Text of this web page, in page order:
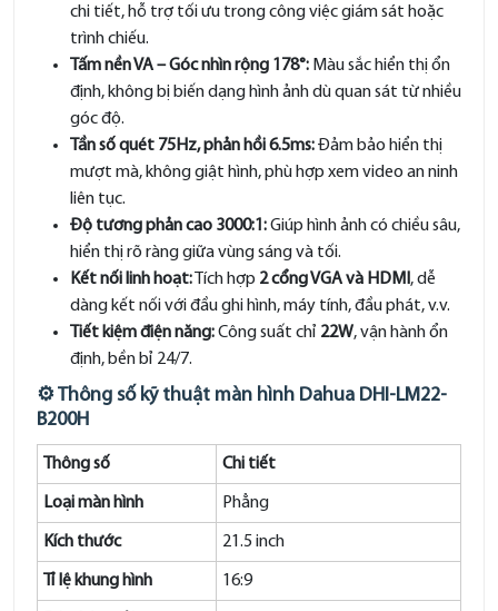
chi tiết, hỗ trợ tối ưu trong công việc giám sát hoặc
trình chiếu.
Tấm nền VA – Góc nhìn rộng 178°: Màu sắc hiển thị ổn
định, không bị biến dạng hình ảnh dù quan sát từ nhiều
góc độ.
Tần số quét 75Hz, phản hồi 6.5ms:Đảm bảo hiển thị
mượt mà, không giật hình, phù hợp xem video an ninh
liên tục.
Độ tương phản cao 3000:1:Giúp hình ảnh có chiều sâu,
hiển thị rõ ràng giữa vùng sáng và tối.
Kết nối linh hoạt: Tích hợp 2 cổng VGA và HDMI , dễ
dàng kết nối với đầu ghi hình, máy tính, đầu phát, v.v.
Tiết kiệm điện năng:Công suất chỉ 22W, vận hành ổn
định, bền bỉ 24/7.
⚙️ Thông số kỹ thuật màn hình Dahua DHI-LM22-
B200H
Thông số Chi tiết
Loại màn hình Phẳng
Kích thước 21.5 inch
Tỉ lệ khung hình 16:9